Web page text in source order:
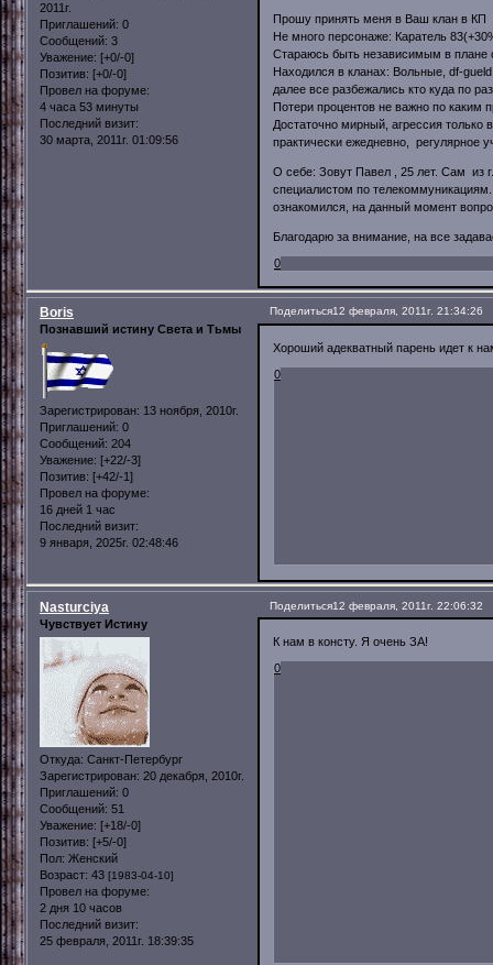
2011г.
Приглашений: 0
Сообщений: 3
Уважение: [+0/-0]
Позитив: [+0/-0]
Провел на форуме:
4 часа 53 минуты
Последний визит:
30 марта, 2011г. 01:09:56
Прошу принять меня в Ваш клан в КП
Не много персонаже: Каратель
Стараюсь быть независимым в плане
Находился в кланах: Вольные, df-
далее все разбежались кто куда по
Потери процентов не важно по каким
Достаточно мирный, агрессия
практически ежедневно, регулярное
О себе: Зовут Павел , 25 лет. Сам из
специалистом по
ознакомился, на данный момент
Благодарю за внимание, на все
0
Поделиться12 февраля, 2011г. 21:34:26
Boris
Познавший истину Света и Тьмы
Зарегистрирован: 13 ноября, 2010г.
Приглашений: 0
Сообщений: 204
Уважение: [+22/-3]
Позитив: [+42/-1]
Провел на форуме:
16 дней 1 час
Последний визит:
9 января, 2025г. 02:48:46
Хороший адекватный парень идет к
0
Поделиться12 февраля, 2011г. 22:06:32
Nasturciya
Чувствует Истину
Откуда: Санкт-Петербург
Зарегистрирован: 20 декабря, 2010г.
Приглашений: 0
Сообщений: 51
Уважение: [+18/-0]
Позитив: [+5/-0]
Пол: Женский
Возраст: 43 [1983-04-10]
Провел на форуме:
2 дня 10 часов
Последний визит:
25 февраля, 2011г. 18:39:35
К нам в консту. Я очень ЗА!
0